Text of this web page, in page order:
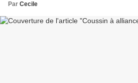
Par Cecile